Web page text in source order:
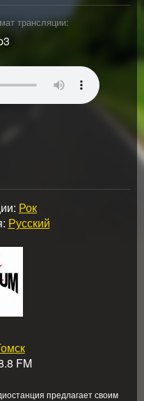
трансляции:
Рок
Русский
FM
предлагает своим